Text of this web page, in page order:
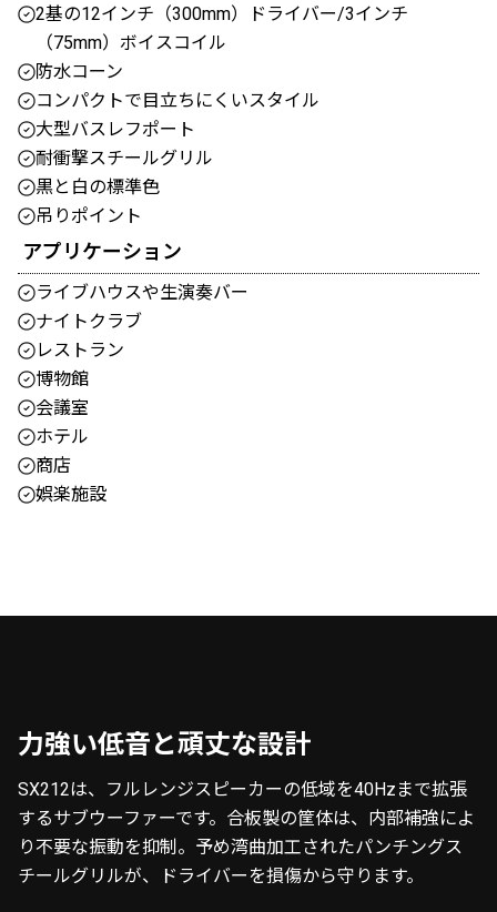
2基の12インチ（300mm）ドライバー/3インチ
（75mm）ボイスコイル
防水コーン
コンパクトで目立ちにくいスタイル
大型バスレフポート
耐衝撃スチールグリル
黒と白の標準色
吊りポイント
アプリケーション
ライブハウスや生演奏バー
ナイトクラブ
レストラン
博物館
会議室
ホテル
商店
娯楽施設
力強い低音と頑丈な設計
SX212は、フルレンジスピーカーの低域を40Hzまで拡張
するサブウーファーです。合板製の筐体は、内部補強によ
り不要な振動を抑制。予め湾曲加工されたパンチングス
チールグリルが、ドライバーを損傷から守ります。